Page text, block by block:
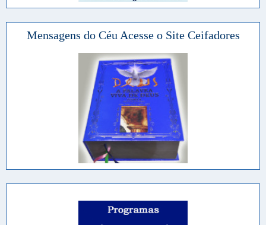
Mensagens do Céu Acesse o Site Ceifadores